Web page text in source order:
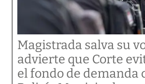
Magistrada salva su
advierte que Corte
el fondo de demanda